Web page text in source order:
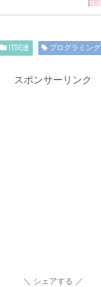
IT関連 プログラミング
スポンサーリンク
シェアする